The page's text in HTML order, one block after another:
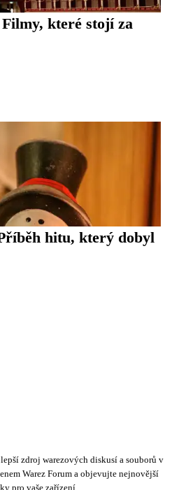
které stojí za
hitu, který dobyl
zdroj warezových diskusí a souborů v
Warez Forum a objevujte nejnovější
pro vaše zařízení.